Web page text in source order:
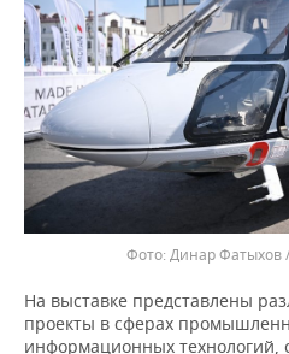
Динар Фатыхов
На выставке представлены
проекты в сферах
информационных технологий,